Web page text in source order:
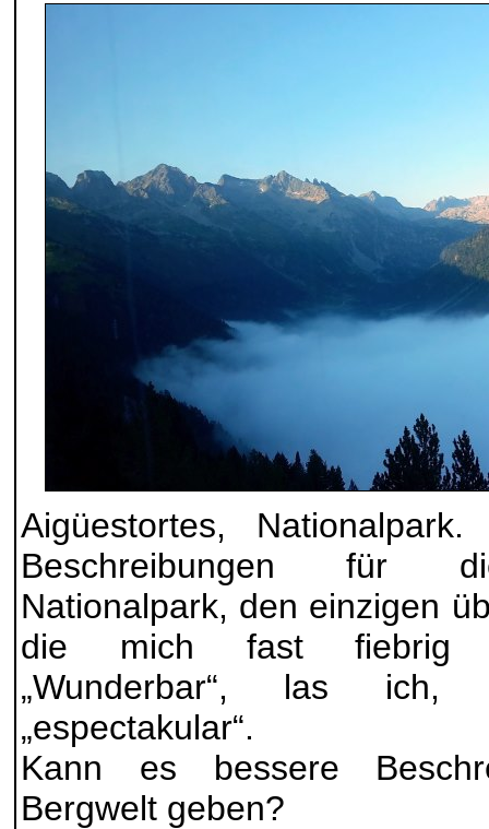
Aigüestortes,
Beschreibungen für
Nationalpark, den einzigen
die mich fast fiebrig
„Wunderbar“, las ich,
„espectakular“.
Kann es bessere
Bergwelt geben?